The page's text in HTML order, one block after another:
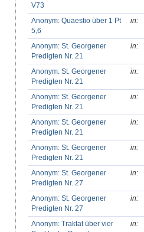
V73
Anonym: Quaestio über 1 Pt
5,6
in:
Anonym: St. Georgener
Predigten Nr. 21
in:
Anonym: St. Georgener
Predigten Nr. 21
in:
Anonym: St. Georgener
Predigten Nr. 21
in:
Anonym: St. Georgener
Predigten Nr. 21
in:
Anonym: St. Georgener
Predigten Nr. 21
in:
Anonym: St. Georgener
Predigten Nr. 27
in:
Anonym: St. Georgener
Predigten Nr. 27
in:
Anonym: Traktat über vier
in: